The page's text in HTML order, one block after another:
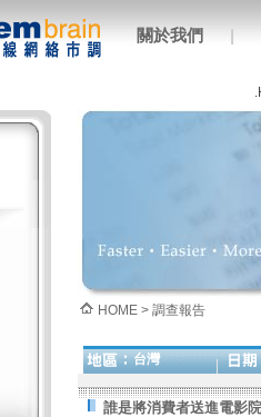
關於我們 |
HOME > 調查報告
台灣
誰是將消費者送進電影